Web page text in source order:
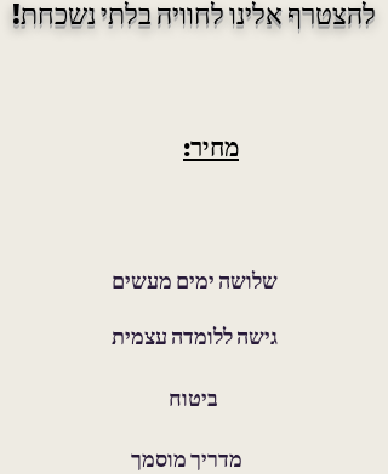
להצטרף אלינו לחוויה בלתי נשכחת!
מחיר:
שלושה ימים מעשים
גישה ללומדה עצמית
ביטוח
מדריך מוסמך